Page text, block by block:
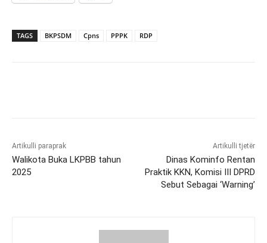
TAGS BKPSDM Cpns PPPK RDP
Artikulli paraprak
Walikota Buka LKPBB tahun
2025
Artikulli tjetër
Dinas Kominfo Rentan
Praktik KKN, Komisi III DPRD
Sebut Sebagai ‘Warning’